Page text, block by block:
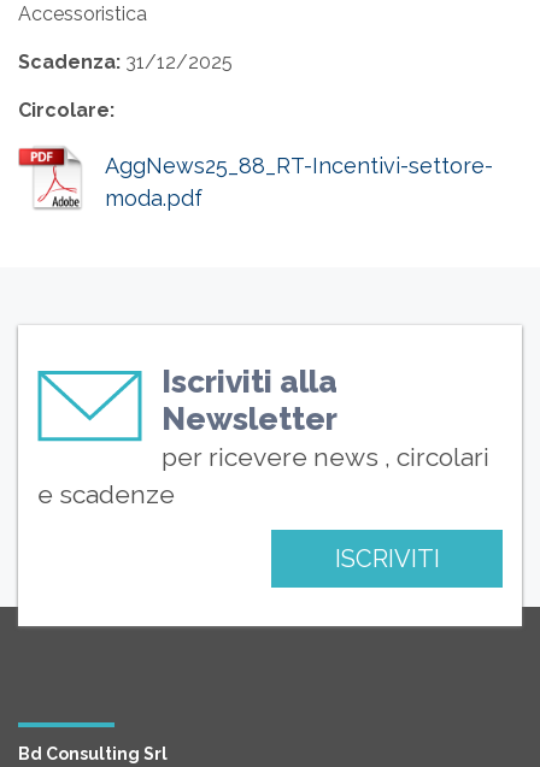
Accessoristica
Scadenza: 31/12/2025
Circolare:
AggNews25_88_RT-Incentivi-settore-
moda.pdf
Iscriviti alla
Newsletter
per ricevere news , circolari
e scadenze
ISCRIVITI
Bd Consulting Srl